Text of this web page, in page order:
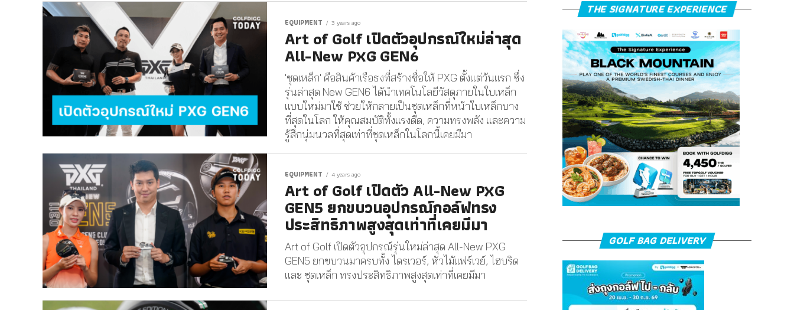
EQUIPMENT 3 years ago
Art of Golf เปิดตัวอุปกรณ์ใหม่ล่าสุด
All-New PXG GEN6
'ชุดเหล็ก' คือสินค้าเรือธงที่สร้างชื่อให้ PXG ตั้งแต่วันแรก ซึ่ง
รุ่นล่าสุด New GEN6 ได้นำเทคโนโลยีวัสดุภายในใบเหล็ก
แบบใหม่มาใช้ ช่วยให้กลายเป็นชุดเหล็กที่หน้าใบเหล็กบาง
ที่สุดในโลก ให้คุณสมบัติทั้งแรงดีด, ความทรงพลัง และความ
รู้สึกนุ่มนวลที่สุดเท่าที่ชุดเหล็กในโลกนี้เคยมีมา
EQUIPMENT 4 years ago
Art of Golf เปิดตัว All-New PXG
GEN5 ยกขบวนอุปกรณ์กอล์ฟทรง
ประสิทธิภาพสูงสุดเท่าที่เคยมีมา
Art of Golf เปิดตัวอุปกรณ์รุ่นใหม่ล่าสุด All-New PXG
GEN5 ยกขบวนมาครบทั้ง ไดรเวอร์, หัวไม้แฟร์เวย์, ไฮบริด
และ ชุดเหล็ก ทรงประสิทธิภาพสูงสุดเท่าที่เคยมีมา
THE SIGNATURE EXPERIENCE
GOLF BAG DELIVERY